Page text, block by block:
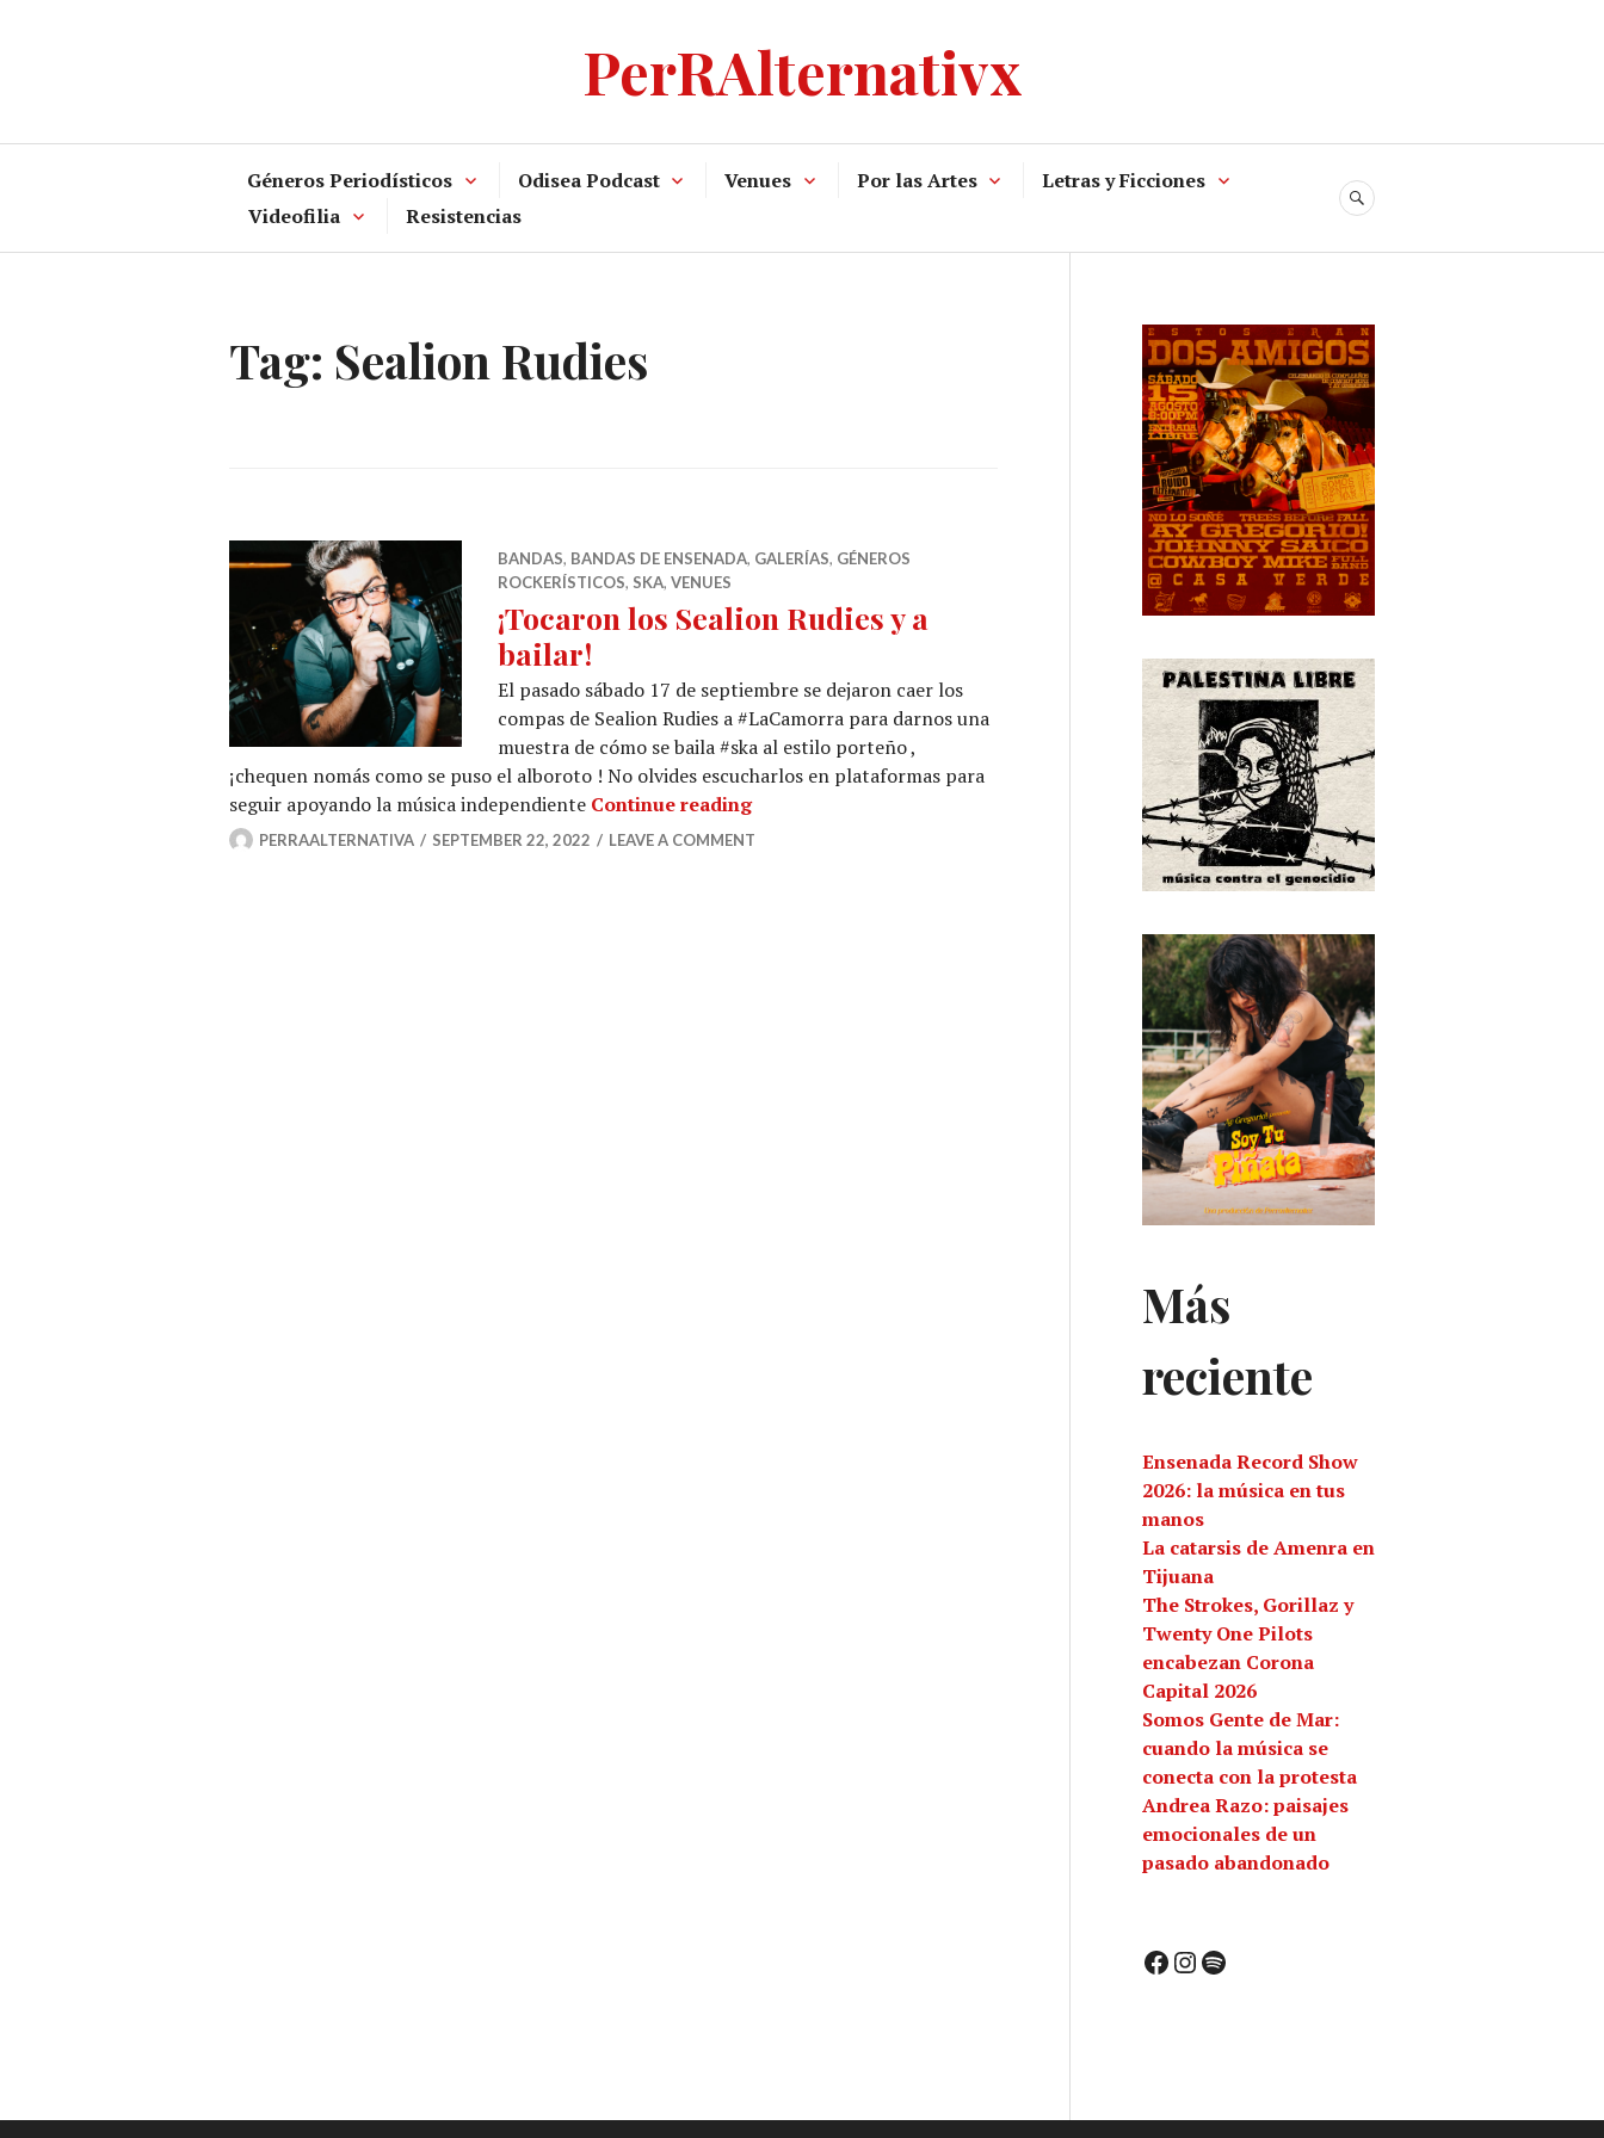
PerRAlternativx
Géneros Periodísticos Odisea Podcast Venues Por las Artes
Letras y Ficciones
Videofilia
Resistencias
SEARCH
Tag: Sealion Rudies
BANDAS, BANDAS DE ENSENADA, GALERÍAS, GÉNEROS
ROCKERÍSTICOS, SKA, VENUES
¡Tocaron los Sealion Rudies y a
bailar!
El pasado sábado 17 de septiembre se dejaron caer los
compas de Sealion Rudies a #LaCamorra para darnos una
muestra de cómo se baila #ska al estilo porteño ,
¡chequen nomás como se puso el alboroto ! No olvides escucharlos en plataformas para
seguir apoyando la música independiente Continue reading¡Tocaron los Sealion Rudies y a bailar!
PERRAALTERNATIVA SEPTEMBER 22, 2022 LEAVE A COMMENT
Más
reciente
Ensenada Record Show
2026: la música en tus
manos
La catarsis de Amenra en
Tijuana
The Strokes, Gorillaz y
Twenty One Pilots
encabezan Corona
Capital 2026
Somos Gente de Mar:
cuando la música se
conecta con la protesta
Andrea Razo: paisajes
emocionales de un
pasado abandonado
Facebook InstagramSpotify